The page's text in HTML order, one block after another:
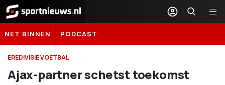
Sportnieuws.nl
NET BINNEN PODCAST
EREDIVISIE VOETBAL
Ajax-partner schetst toekomst